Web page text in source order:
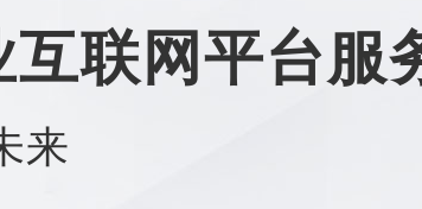
联网平台服
来